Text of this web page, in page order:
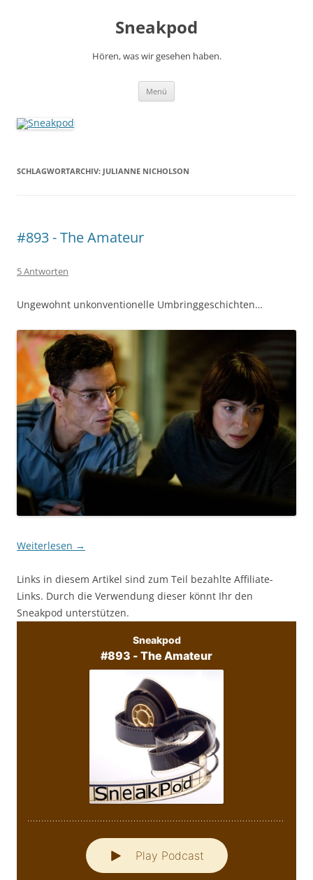
Sneakpod
Hören, was wir gesehen haben.
Menü
SCHLAGWORTARCHIV: JULIANNE NICHOLSON
#893 - The Amateur
5 Antworten
Ungewohnt unkonventionelle Umbringgeschichten…
Weiterlesen →
Links in diesem Artikel sind zum Teil bezahlte Affiliate-
Links. Durch die Verwendung dieser könnt Ihr den
Sneakpod unterstützen.